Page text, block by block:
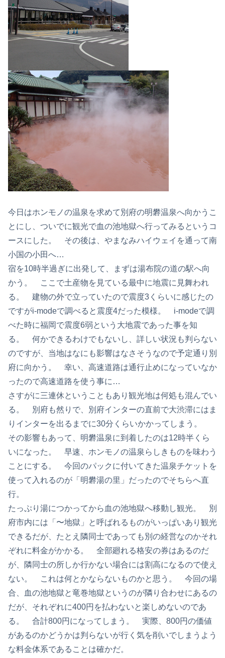
今日はホンモノの温泉を求めて別府の明礬温泉へ向かうこ
とにし、ついでに観光で血の池地獄へ行ってみるというコ
ースにした。 その後は、やまなみハイウェイを通って南
小国の小田へ…
宿を10時半過ぎに出発して、まずは湯布院の道の駅へ向
かう。 ここで土産物を見ている最中に地震に見舞われ
る。 建物の外で立っていたので震度3くらいに感じたの
ですがi-modeで調べると震度4だった模様。 i-modeで調
べた時に福岡で震度6弱という大地震であった事を知
る。 何かできるわけでもないし、詳しい状況も判らない
のですが、当地はなにも影響はなさそうなので予定通り別
府に向かう。 幸い、高速道路は通行止めになっていなか
ったので高速道路を使う事に…
さすがに三連休ということもあり観光地は何処も混んでい
る。 別府も然りで、別府インターの直前で大渋滞にはま
りインターを出るまでに30分くらいかかってしまう。
その影響もあって、明礬温泉に到着したのは12時半くら
いになった。 早速、ホンモノの温泉らしきものを味わう
ことにする。 今回のパックに付いてきた温泉チケットを
使って入れるのが「明礬湯の里」だったのでそちらへ直
行。
たっぷり湯につかってから血の池地獄へ移動し観光。 別
府市内には「〜地獄」と呼ばれるものがいっぱいあり観光
できるだが、たとえ隣同士であっても別の経営なのかそれ
ぞれに料金がかかる。 全部廻れる格安の券はあるのだ
が、隣同士の所しか行かない場合には割高になるので使え
ない。 これは何とかならないものかと思う。 今回の場
合、血の池地獄と竜巻地獄というのが隣り合わせにあるの
だが、それぞれに400円を払わないと楽しめないのであ
る。 合計800円になってしまう。 実際、800円の価値
があるのかどうかは判らないが行く気を削いでしまうよう
な料金体系であることは確かだ。